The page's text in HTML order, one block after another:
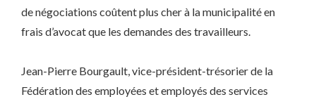
de négociations coûtent plus cher à la municipalité en
frais d’avocat que les demandes des travailleurs.
Jean-Pierre Bourgault, vice-président-trésorier de la
Fédération des employées et employés des services